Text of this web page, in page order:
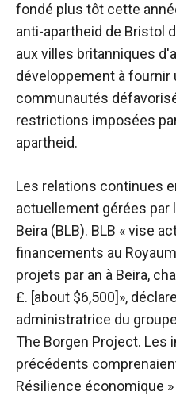
fondé plus tôt cette
anti-apartheid de Bristol
aux villes britanniques
développement à fournir
communautés
restrictions imposées
apartheid.
Les relations continues
actuellement gérées par
Beira (BLB). BLB « vise
financements au
projets par an à Beira,
£. [about $6,500]»,
administratrice du
The Borgen Project. Les
précédents
Résilience économique